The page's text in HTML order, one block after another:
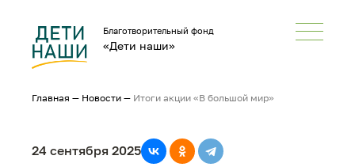
Благотворительный фонд
«Дети наши»
Главная — Новости — Итоги акции «В большой мир»
24 сентября 2025